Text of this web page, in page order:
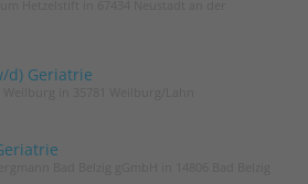
d) Geriatrie